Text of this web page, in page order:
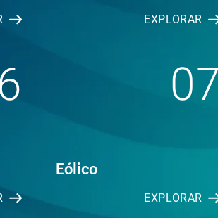
EXPLORAR
07
Eólico
EXPLORAR